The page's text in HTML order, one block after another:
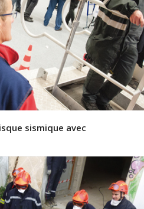
sismique avec